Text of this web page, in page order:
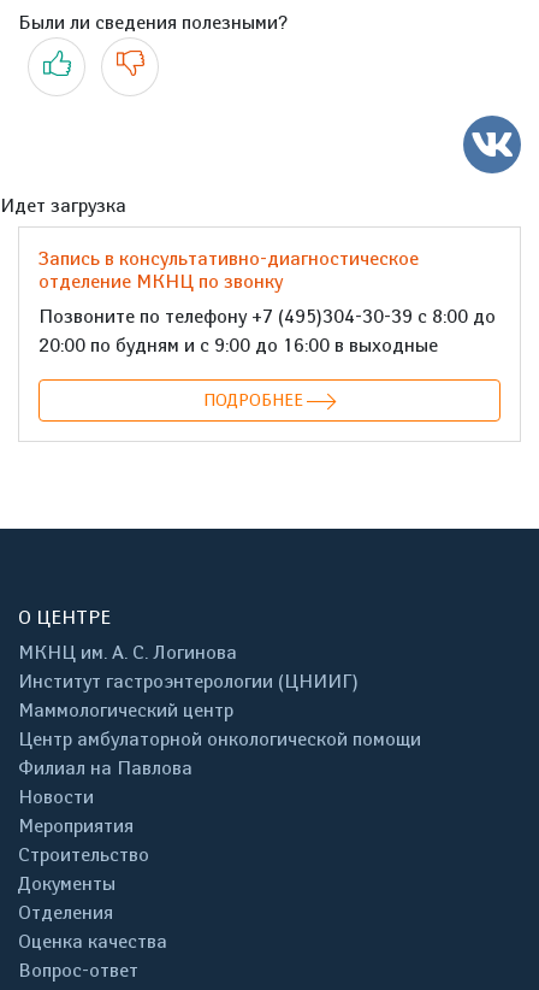
Были ли сведения полезными?
Да Нет
Идет загрузка
Запись в консультативно-диагностическое
отделение МКНЦ по звонку
Позвоните по телефону +7 (495)304-30-39 с 8:00 до
20:00 по будням и с 9:00 до 16:00 в выходные
ПОДРОБНЕЕ
О ЦЕНТРЕ
МКНЦ им. А. С. Логинова
Институт гастроэнтерологии (ЦНИИГ)
Маммологический центр
Центр амбулаторной онкологической помощи
Филиал на Павлова
Новости
Мероприятия
Строительство
Документы
Отделения
Оценка качества
Вопрос-ответ